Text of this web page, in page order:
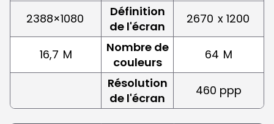
2388×1080
Définition
de l'écran
2670 x 1200
16,7 M
Nombre de
couleurs
64 M
Résolution
de l'écran
460 ppp